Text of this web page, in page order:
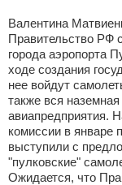
Валентина
Правительство РФ
города аэропорта
ходе создания
нее войдут
также вся наземная
авиапредприятия.
комиссии в январе
выступили с
"пулковские"
Ожидается, что